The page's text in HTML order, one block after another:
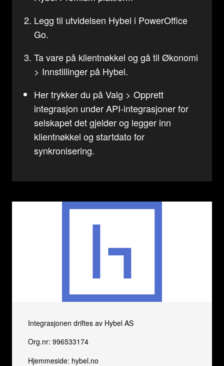
Legg til utvidelsen Hybel i PowerOffice
Go.
Ta vare på klientnøkkel og gå til Økonomi
> Innstillinger på Hybel.
Her trykker du på Valg > Opprett
integrasjon under API-integrasjoner for
selskapet det gjelder og legger inn
klientnøkkel og startdato for
synkronisering.
Integrasjonen driftes av Hybel AS
Org.nr: 996533174
Hjemmeside: hybel.no